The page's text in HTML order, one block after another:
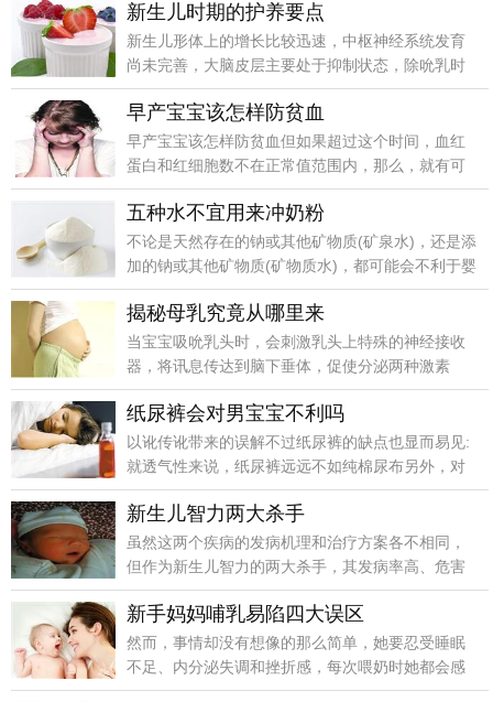
新生儿时期的护养要点
新生儿形体上的增长比较迅速，中枢神经系统发育
尚未完善，大脑皮层主要处于抑制状态，除吮乳时
间外，多数时间处于睡眠之中，一天睡眠时间达20
多个小时。
早产宝宝该怎样防贫血
早产宝宝该怎样防贫血但如果超过这个时间，血红
蛋白和红细胞数不在正常值范围内，那么，就有可
能患有生理性贫血。
五种水不宜用来冲奶粉
不论是天然存在的钠或其他矿物质(矿泉水)，还是添
加的钠或其他矿物质(矿物质水)，都可能会不利于婴
儿稚嫩的肾脏，加重其排泄负担。
揭秘母乳究竟从哪里来
当宝宝吸吮乳头时，会刺激乳头上特殊的神经接收
器，将讯息传达到脑下垂体，促使分泌两种激素
——泌乳激素及催产素，并帮助母体分泌充沛的乳
汁。
纸尿裤会对男宝宝不利吗
以讹传讹带来的误解不过纸尿裤的缺点也显而易见:
就透气性来说，纸尿裤远远不如纯棉尿布另外，对
纸尿裤材料过敏的宝宝也不在少数。
新生儿智力两大杀手
虽然这两个疾病的发病机理和治疗方案各不相同，
但作为新生儿智力的两大杀手，其发病率高、危害
大，国家已经将其列为新生儿筛查中必检的两个项
目。
新手妈妈哺乳易陷四大误区
然而，事情却没有想像的那么简单，她要忍受睡眠
不足、内分泌失调和挫折感，每次喂奶时她都会感
到疼痛，于是只好改用配方奶粉。